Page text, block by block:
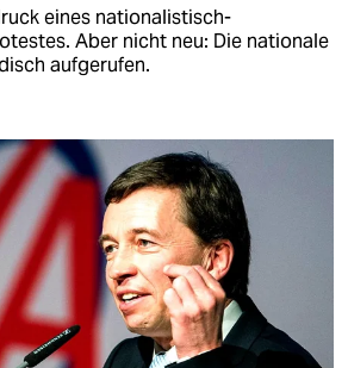
eines nationalistisch-
Aber nicht neu: Die nationale
aufgerufen.